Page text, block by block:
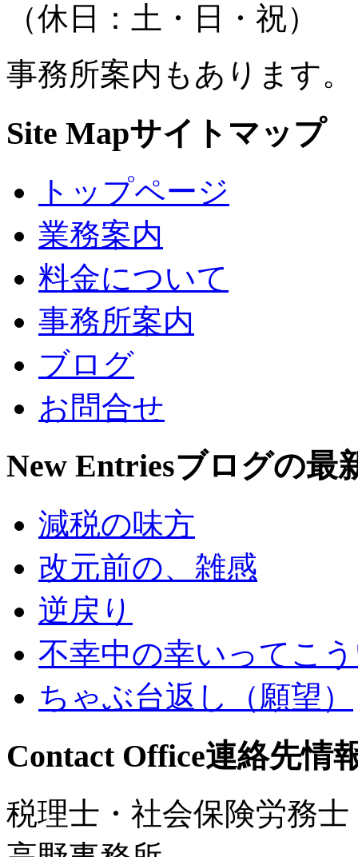
（休日：土・日・祝）
事務所案内もあります。
Site Mapサイトマップ
トップページ
業務案内
料金について
事務所案内
ブログ
お問合せ
New Entriesブログの最
減税の味方
改元前の、雑感
逆戻り
不幸中の幸いってこ
ちゃぶ台返し（願望）
Contact Office連絡先情
税理士・社会保険労務